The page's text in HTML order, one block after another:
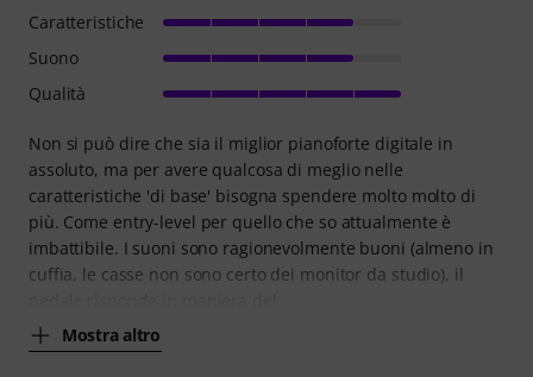
Non si può dire che sia il miglior pianoforte digitale in
assoluto, ma per avere qualcosa di meglio nelle
caratteristiche 'di base' bisogna spendere molto molto di
più. Come entry-level per quello che so attualmente è
imbattibile. I suoni sono ragionevolmente buoni (almeno in
cuffia, le casse non sono certo dei monitor da studio), il
Mostra altro
Caratteristiche
Suono
Qualità